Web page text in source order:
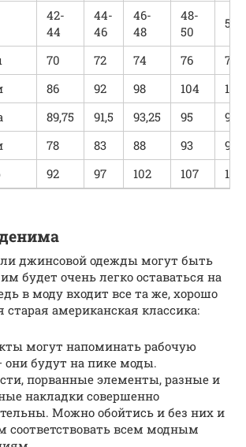
42-
44
44-
46
46-
48
48-
50
50-
70 72 74 76
78
86 92 98 104
110
89,75 91,5 93,25 95
78 83 88 93
98
92 97 102 107 112
джинсовой одежды могут быть
будет очень легко оставаться на
в моду входит все та же, хорошо
старая американская классика:
могут напоминать рабочую
они будут на пике моды.
порванные элементы, разные и
накладки совершенно
Можно обойтись и без них и
соответствовать всем модным